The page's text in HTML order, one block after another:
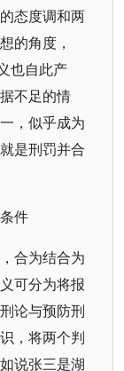
态度调和两
的角度，
也自此产
不足的情
，似乎成为
是刑罚并合
件
合为结合为
可分为将报
论与预防刑
，将两个判
说张三是湖